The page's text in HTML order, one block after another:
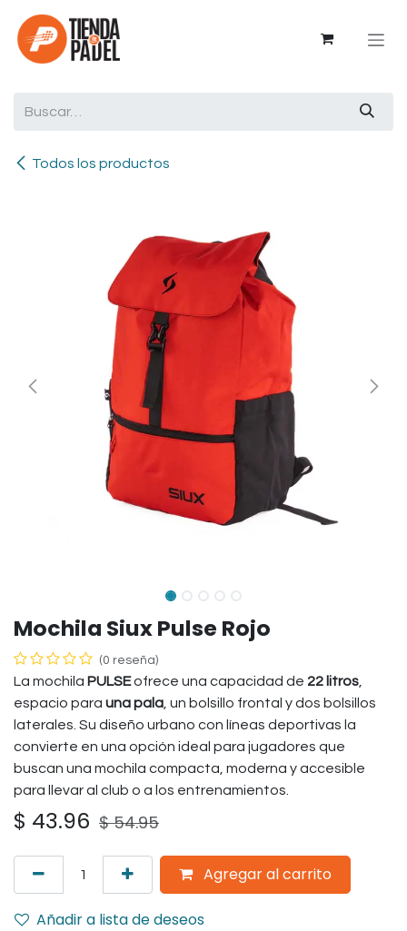
Ir al contenido
Todos los productos
Mochila Siux Pulse Rojo
(0 reseña)
La mochila PULSEofrece una capacidad de 22 litros
espacio para una pala , un bolsillo frontal y dos bolsillos
laterales. Su diseño urbano con líneas deportivas la
convierte en una opción ideal para jugadores que
buscan una mochila compacta, moderna y accesible
para llevar al club o a los entrenamientos.
$ 43.96 $54.95
Agregar al carrito
Añadir a lista de deseos